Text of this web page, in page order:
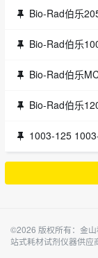
Bio-Rad伯乐
Bio-Rad伯乐
Bio-Rad伯乐
Bio-Rad伯乐
1003-125 1003-
©2026 版权所有：金
站式耗材试剂仪器供应